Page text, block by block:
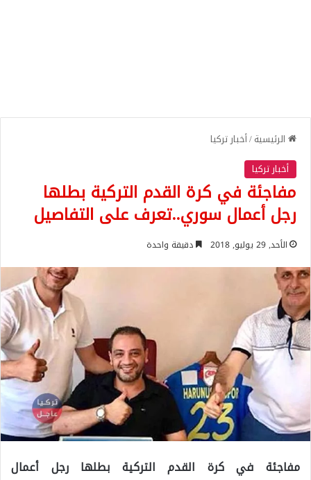
الرئيسية/أخبار تركيا
أخبار تركيا
مفاجئة في كرة القدم التركية بطلها
رجل أعمال سوري..تعرف على التفاصيل
الأحد, 29 يوليو, 2018 دقيقة واحدة
مفاجئة في كرة القدم التركية بطلها رجل أعمال